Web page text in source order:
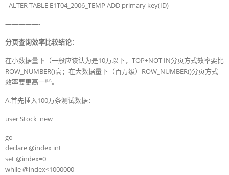
–ALTER TABLE E1T04_2006_TEMP ADD primary key(ID)
—————-
分页查询效率比较结论：
在小数据量下（一般应该认为是10万以下，TOP+NOT IN分页方式效率要比
ROW_NUMBER()高；在大数据量下（百万级）ROW_NUMBER()分页方式
效率要更高一些。
A.首先插入100万条测试数据：
user Stock_new
go
declare @index int
set @index=0
while @index<1000000